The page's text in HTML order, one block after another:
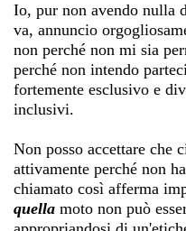
Io, pur non avendo nulla
va, annuncio
non perché non mi sia
perché non intendo
fortemente esclusivo e
inclusivi.
Non posso accettare che
attivamente perché non ha
chiamato così afferma
quella moto non può